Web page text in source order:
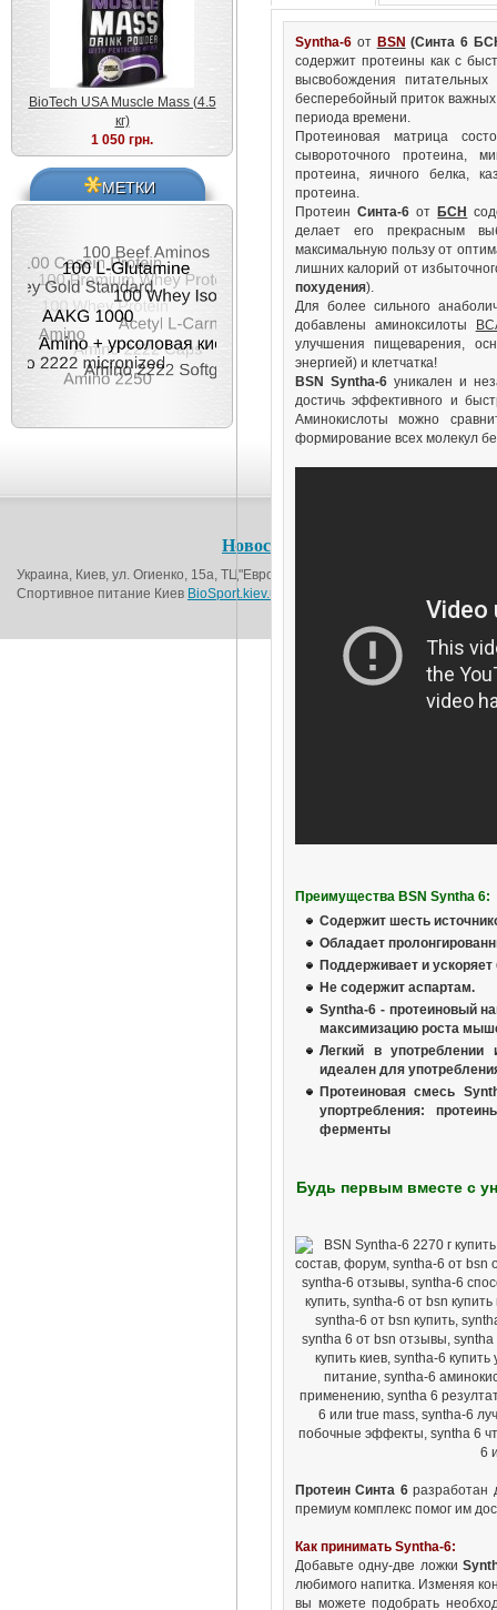
BioTech USA Muscle Mass (4.5
кг)
1 050 грн.
МЕТКИ
Syntha-6 от BSN (Синта 6
содержит протеины как с
высвобождения
бесперебойный приток
периода времени.
Протеиновая матрица
сывороточного протеина,
протеина, яичного белка,
протеина.
ПротеинСинта-6 от БСН
делает его прекрасным
максимальную пользу от
лишних калорий от
похудения).
Для более сильного
добавлены аминоксилоты
улучшения пищеварения,
энергией) и клетчатка!
BSN Syntha-6 уникален и
достичь эффективного и
Аминокислоты можно
формирование всех молекул
Преимущества BSN Syntha 6:
Содержит шесть
Обладает
Поддерживает и
Не содержит аспартам.
Syntha-6 - протеиновый
максимизацию роста
Легкий в
идеален для
Протеиновая смесь
упортребления:
ферменты
Будь первым вместе с
Протеин Синта 6разработан
премиум комплекс помог им
Как принимать Syntha-6:
Добавьте одну-две ложки
любимого напитка. Изменяя
вы можете подобрать
Новости
Украина, Киев, ул. Огиенко, 15а, ТЦ"Европорт", 1-й этаж (возле метро
Спортивное питание Киев BioSport.kiev.ua